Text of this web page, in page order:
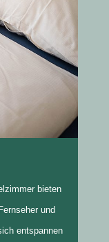
bieten
und
entspannen